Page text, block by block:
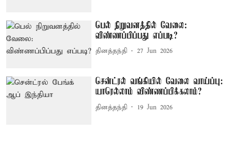
பெல் நிறுவனத்தில் வேலை:
விண்ணப்பிப்பது எப்படி?
தினத்தந்தி 27 Jun 2026
சென்ட்ரல் வங்கியில் வேலை வாய்ப்பு:
யாரெல்லாம் விண்ணப்பிக்கலாம்?
தினத்தந்தி 19 Jun 2026